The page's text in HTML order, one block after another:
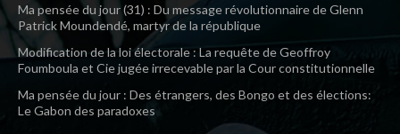
Ma pensée du jour (31) : Du message révolutionnaire de Glenn
Patrick Moundendé, martyr de la république
Modification de la loi électorale : La requête de Geoffroy
Foumboula et Cie jugée irrecevable par la Cour constitutionnelle
Ma pensée du jour : Des étrangers, des Bongo et des élections:
Le Gabon des paradoxes